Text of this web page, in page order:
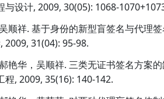
与设计, 2009, 30(05): 1068-
顺祥. 基于身份的新型盲签名与代理
2009, 31(04): 95-98.
艳华，吴顺祥. 三类无证书签名方案
程, 2009, 35(16): 140-142.